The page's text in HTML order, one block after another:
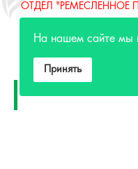
ОТДЕЛ "РЕМЕСЛЕННОЕ
17 А,Б. e-mail:
тел.: 8 (3952) 48-71-30
На нашем сайте мы
Принять